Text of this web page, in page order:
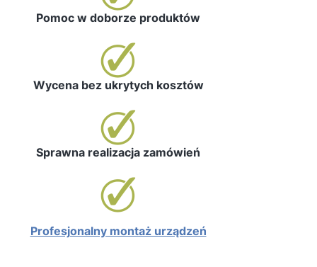
Pomoc w doborze produktów
Wycena bez ukrytych kosztów
Sprawna realizacja zamówień
Profesjonalny montaż urządzeń